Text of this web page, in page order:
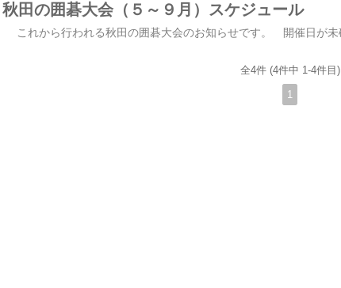
秋田の囲碁大会（５～９月）スケジュール
全4件 (4件中 1-4件目)
1